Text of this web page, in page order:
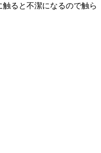
ると不潔になるので触ら